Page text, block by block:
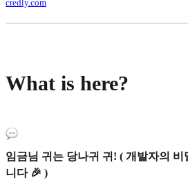
credly.com
What is here?
임금님 귀는 당나귀 귀! ( 개발자의
니다 🎉 )